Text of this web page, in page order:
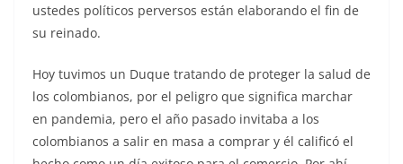
ustedes políticos perversos están elaborando el fin de
su reinado.
Hoy tuvimos un Duque tratando de proteger la salud de
los colombianos, por el peligro que significa marchar
en pandemia, pero el año pasado invitaba a los
colombianos a salir en masa a comprar y él calificó el